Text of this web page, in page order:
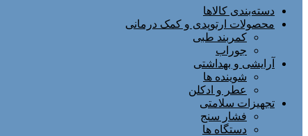
دسته‌بندی کالاها
محصولات ارتوپدی و کمک درمانی
کمربند طبی
جوراب
آرایشی و بهداشتی
شوینده ها
عطر و ادکلن
تجهیزات سلامتی
فشار سنج
دستگاه ها